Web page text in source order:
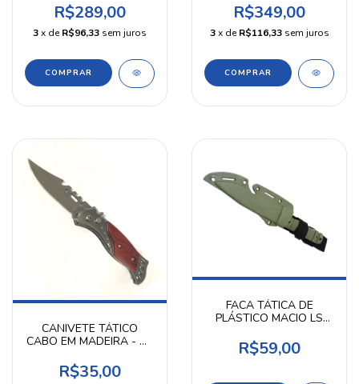
R$289,00
3x deR$96,33 sem juros
R$349,00
3 x deR$116,33 sem juros
CANIVETE TÁTICO
CABO EM MADEIRA - HZ
R$35,00
FACA TÁTICA DE
PLÁSTICO MACIO LS
R$59,00